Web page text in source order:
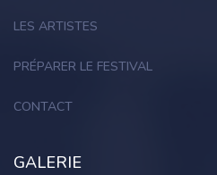
LES ARTISTES
PRÉPARER LE FESTIVAL
CONTACT
GALERIE